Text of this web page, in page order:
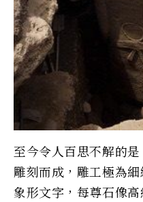
至今令人百思不解的
雕刻而成，雕工極為
象形文字，每尊石像